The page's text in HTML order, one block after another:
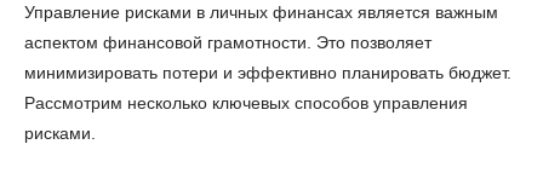
Управление рисками в личных финансах является важным
аспектом финансовой грамотности. Это позволяет
минимизировать потери и эффективно планировать бюджет.
Рассмотрим несколько ключевых способов управления
рисками.